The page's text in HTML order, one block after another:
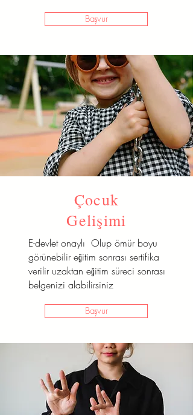
Başvur
Çocuk
Gelişimi
E-devlet onaylı Olup ömür boyu
görünebilir eğitim sonrası sertifika
verilir uzaktan eğitim süreci sonrası
belgenizi alabilirsiniz
Başvur